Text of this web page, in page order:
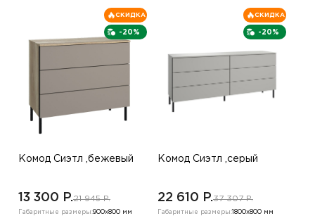
-20%
СКИДКА
Комод Сиэтл ,бежевый
13 300 P.21 945 P.
Габаритные размеры:900х800 мм
-20%
СКИДКА
Комод Сиэтл ,серый
22 610 P.37 307 P.
Габаритные размеры: 1800х800 мм